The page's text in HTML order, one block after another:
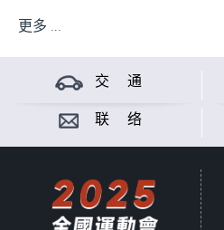
更多 ...
交 通
联 络